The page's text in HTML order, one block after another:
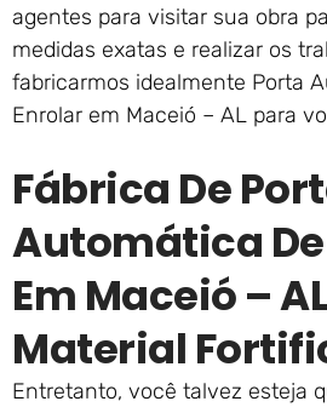
agentes para visitar sua obra
medidas exatas e realizar os
fabricarmos idealmente Porta
Enrolar em Maceió – AL para
Fábrica De
Automática
Em Maceió –
Material
Entretanto, você talvez esteja